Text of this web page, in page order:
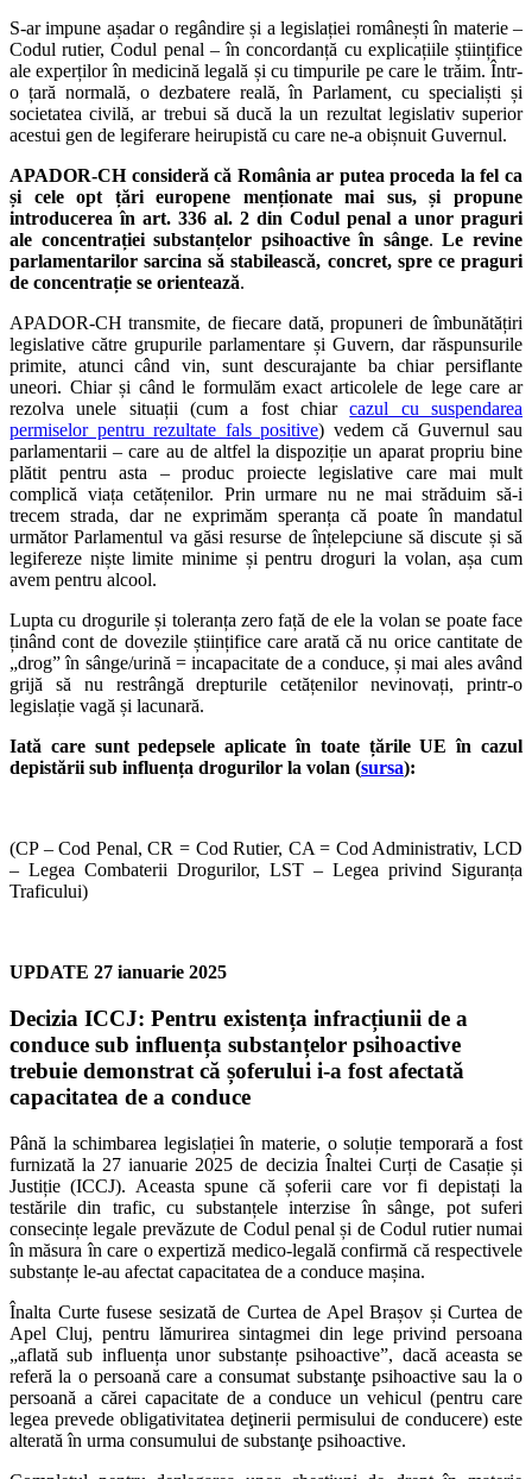
S-ar impune așadar o regândire și a legislației românești în materie –
Codul rutier, Codul penal – în concordanță cu explicațiile științifice
ale experților în medicină legală și cu timpurile pe care le trăim. Într-
o țară normală, o dezbatere reală, în Parlament, cu specialiști și
societatea civilă, ar trebui să ducă la un rezultat legislativ superior
acestui gen de legiferare heirupistă cu care ne-a obișnuit Guvernul.
APADOR-CH consideră că România ar putea proceda la fel ca
și cele opt țări europene menționate mai sus, și propune
introducerea în art. 336 al. 2 din Codul penal a unor praguri
ale concentrației substanțelor psihoactive în sânge.Le revine
parlamentarilor sarcina să stabilească, concret, spre ce praguri
de concentrație se orientează.
APADOR-CH transmite, de fiecare dată, propuneri de îmbunătățiri
legislative către grupurile parlamentare și Guvern, dar răspunsurile
primite, atunci când vin, sunt descurajante ba chiar persiflante
uneori. Chiar și când le formulăm exact articolele de lege care ar
rezolva unele situații (cum a fost chiarcazul cu suspendarea
permiselor pentru rezultate fals positive) vedem că Guvernul sau
parlamentarii – care au de altfel la dispoziție un aparat propriu bine
plătit pentru asta – produc proiecte legislative care mai mult
complică viața cetățenilor. Prin urmare nu ne mai străduim să-i
trecem strada, dar ne exprimăm speranța că poate în mandatul
următor Parlamentul va găsi resurse de înțelepciune să discute și să
legifereze niște limite minime și pentru droguri la volan, așa cum
avem pentru alcool.
Lupta cu drogurile și toleranța zero față de ele la volan se poate face
ținând cont de dovezile științifice care arată că nu orice cantitate de
„drog” în sânge/urină = incapacitate de a conduce, și mai ales având
grijă să nu restrângă drepturile cetățenilor nevinovați, printr-o
legislație vagă și lacunară.
Iată care sunt pedepsele aplicate în toate țările UE în cazul
depistării sub influența drogurilor la volan (sursa):
(CP – Cod Penal, CR = Cod Rutier, CA = Cod Administrativ, LCD
– Legea Combaterii Drogurilor, LST – Legea privind Siguranța
Traficului)
UPDATE 27 ianuarie 2025
Decizia ICCJ: Pentru existența infracțiunii de a
conduce sub influența substanțelor psihoactive
trebuie demonstrat că șoferului i-a fost afectată
capacitatea de a conduce
Până la schimbarea legislației în materie, o soluție temporară a fost
furnizată la 27 ianuarie 2025 de decizia Înaltei Curți de Casație și
Justiție (ICCJ). Aceasta spune că șoferii care vor fi depistați la
testările din trafic, cu substanțele interzise în sânge, pot suferi
consecințe legale prevăzute de Codul penal și de Codul rutier numai
în măsura în care o expertiză medico-legală confirmă că respectivele
substanțe le-au afectat capacitatea de a conduce mașina.
Înalta Curte fusese sesizată de Curtea de Apel Brașov și Curtea de
Apel Cluj, pentru lămurirea sintagmei din lege privind persoana
„aflată sub influența unor substanțe psihoactive”, dacă aceasta se
referă la o persoană care a consumat substanţe psihoactive sau la o
persoană a cărei capacitate de a conduce un vehicul (pentru care
legea prevede obligativitatea deţinerii permisului de conducere) este
alterată în urma consumului de substanţe psihoactive.